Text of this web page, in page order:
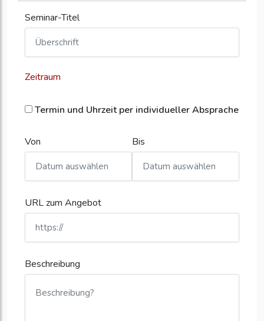
Seminar-Titel
Zeitraum
Termin und Uhrzeit per individueller Absprache
Von Bis
URL zum Angebot
Beschreibung